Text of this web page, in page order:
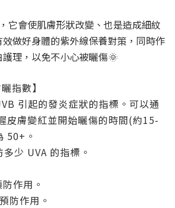
它會使肌膚形狀改變、也是造成細紋
做好身體的紫外線保養對策，同時作
理，以免不小心被曬傷🌞
指數】
引起的發炎症狀的指標。可以通
膚變紅並開始曬傷的時間(約15-
50+。
少 UVA 的指標。
作用。
防作用。